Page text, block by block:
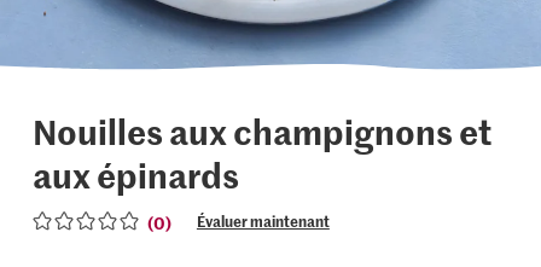
Nouilles aux champignons et
aux épinards
(0) Évaluer maintenant